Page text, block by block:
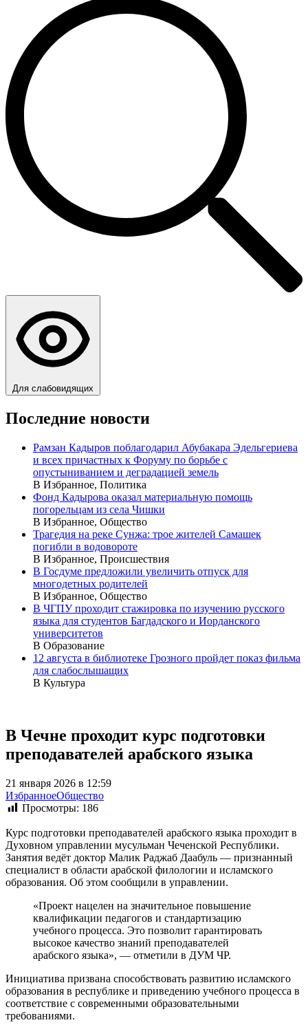
Для слабовидящих
Последние новости
Рамзан Кадыров поблагодарил Абубакара Эдельгериева
и всех причастных к Форуму по борьбе с
опустыниванием и деградацией земель
В Избранное, Политика
Фонд Кадырова оказал материальную помощь
погорельцам из села Чишки
В Избранное, Общество
Трагедия на реке Сунжа: трое жителей Самашек
погибли в водовороте
В Избранное, Происшествия
В Госдуме предложили увеличить отпуск для
многодетных родителей
В Избранное, Общество
В ЧГПУ проходит стажировка по изучению русского
языка для студентов Багдадского и Иорданского
университетов
В Образование
12 августа в библиотеке Грозного пройдет показ фильма
для слабослышащих
В Культура
В Чечне проходит курс подготовки
преподавателей арабского языка
21 января 2026 в 12:59
ИзбранноеОбщество
Просмотры: 186
Курс подготовки преподавателей арабского языка проходит в
Духовном управлении мусульман Чеченской Республики.
Занятия ведёт доктор Малик Раджаб Даабуль — признанный
специалист в области арабской филологии и исламского
образования. Об этом сообщили в управлении.
«Проект нацелен на значительное повышение
квалификации педагогов и стандартизацию
учебного процесса. Это позволит гарантировать
высокое качество знаний преподавателей
арабского языка», — отметили в ДУМ ЧР.
Инициатива призвана способствовать развитию исламского
образования в республике и приведению учебного процесса в
соответствие с современными образовательными
требованиями.